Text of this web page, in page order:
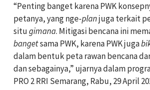
“Penting banget karena PWK
petanya, yang nge-planjuga terkait
situgimana. Mitigasi bencana ini
bangetsama PWK, karena PWK juga
dalam bentuk peta rawan bencana
dan sebagainya,” ujarnya dalam
PRO 2 RRI Semarang, Rabu, 29 April